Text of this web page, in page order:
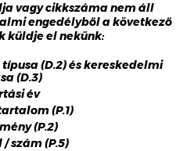
vagy cikkszáma nem áll
engedélyből a következő
küldje el nekünk:
(D.2) és kereskedelmi
(D.3)
év
(P.1)
(P.2)
szám (P.5)